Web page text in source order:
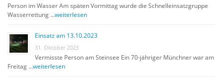
Person im Wasser Am späten Vormittag wurde die Schnelleinsatzgruppe
Wasserrettung …weiterlesen
Einsatz am 13.10.2023
31. Oktober 2023
Vermisste Person am Steinsee Ein 70-jähriger Münchner war am
Freitag …weiterlesen